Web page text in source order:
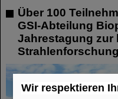
Über 100
GSI-Abteilung
Jahrestagung zur
Strahlenforschung
Wir respektieren